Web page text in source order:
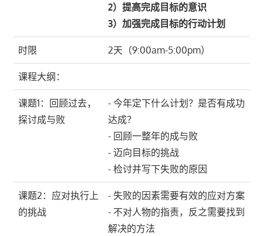
2）提高完成目标的意识
3）加强完成目标的行动计划
时限 2天（9:00am-5:00pm）
课程大纲：
课题1：回顾过去，
探讨成与败
- 今年定下什么计划？是否有成功
达成？
- 回顾一整年的成与败
- 迈向目标的挑战
- 检讨并写下失败的原因
课题2：应对执行上
的挑战
- 失败的因素需要有效的应对方案
- 不对人物的指责，反之需要找到
解决的方法